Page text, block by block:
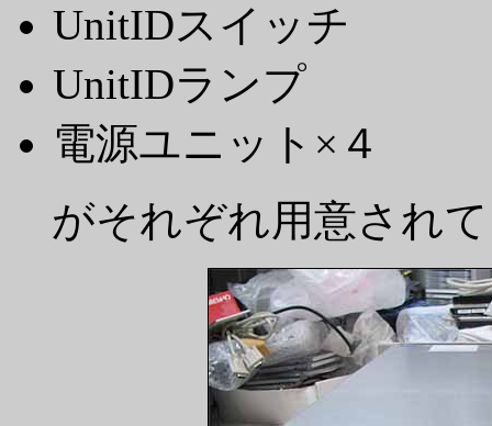
UnitIDスイッチ
UnitIDランプ
電源ユニット×４
がそれぞれ用意され